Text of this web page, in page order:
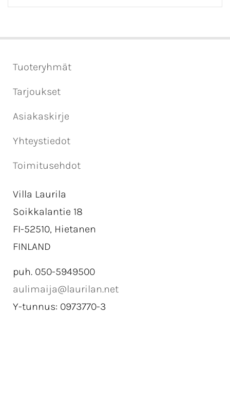
Tuoteryhmät
Tarjoukset
Asiakaskirje
Yhteystiedot
Toimitusehdot
Villa Laurila
Soikkalantie 18
FI-52510, Hietanen
FINLAND
puh. 050-5949500
aulimaija@laurilan.net
Y-tunnus: 0973770-3